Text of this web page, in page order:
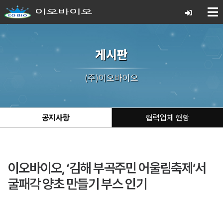
게시판
(주)이오바이오
공지사항 협력업체 현항
이오바이오, ‘김해 부곡주민 어울림축제’서
굴패각 양초 만들기 부스 인기